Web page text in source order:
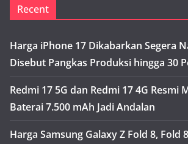
Recent
Harga iPhone 17 Dikabarkan Segera
Disebut Pangkas Produksi hingga 30
Redmi 17 5G dan Redmi 17 4G Resmi
Baterai 7.500 mAh Jadi Andalan
Harga Samsung Galaxy Z Fold 8, Fold